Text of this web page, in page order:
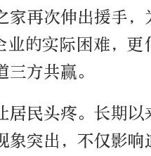
家再次伸出援手，
的实际困难，更
方共赢。
民头疼。长期以
象突出，不仅影响